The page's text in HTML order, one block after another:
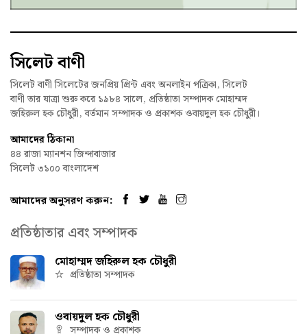
সিলেট বাণী
সিলেট বাণী সিলেটের জনপ্রিয় প্রিন্ট এবং অনলাইন পত্রিকা, সিলেট
বাণী তার যাত্রা শুরু করে ১৯৮৪ সালে, প্রতিষ্ঠাতা সম্পাদক মোহাম্মদ
জহিরুল হক চৌধুরী, বর্তমান সম্পাদক ও প্রকাশক ওবায়দুল হক চৌধুরী।
আমাদের ঠিকানা
৪৪ রাজা ম্যানশন জিন্দাবাজার
সিলেট ৩১০০ বাংলাদেশ
আমাদের অনুসরণ করুন:
প্রতিষ্ঠাতার এবং সম্পাদক
মোহাম্মদ জহিরুল হক চৌধুরী
প্রতিষ্ঠাতা সম্পাদক
ওবায়দুল হক চৌধুরী
সম্পাদক ও প্রকাশক